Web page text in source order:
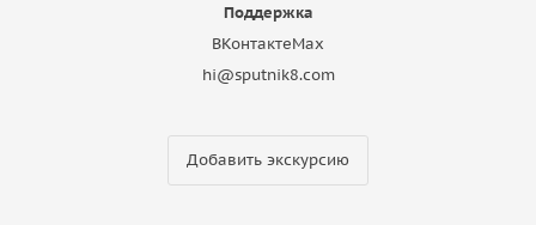
Поддержка
ВКонтактеMax
hi@sputnik8.com
Добавить экскурсию